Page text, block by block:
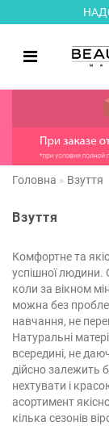
Головна Взуття
Взуття
Комфортне та
успішної людини.
коли за вікном
можна без
навчання, не
Натуральні
всередині, не
дійсно залежить
нехтувати і
асортимент
кілька сезонів